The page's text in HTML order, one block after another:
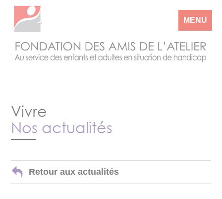
MENU
Vivre
Nos actualités
Retour aux actualités